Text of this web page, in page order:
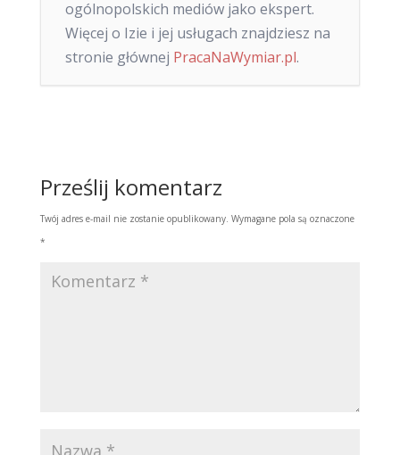
ogólnopolskich mediów jako ekspert.
Więcej o Izie i jej usługach znajdziesz na
stronie głównej PracaNaWymiar.pl.
Prześlij komentarz
Twój adres e-mail nie zostanie opublikowany. Wymagane pola są oznaczone
*